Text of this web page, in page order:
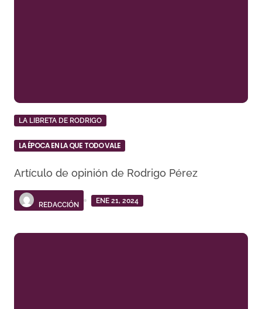
LA LIBRETA DE RODRIGO
LA ÉPOCA EN LA QUE TODO VALE
Artículo de opinión de Rodrigo Pérez
REDACCIÓN
ENE 21, 2024